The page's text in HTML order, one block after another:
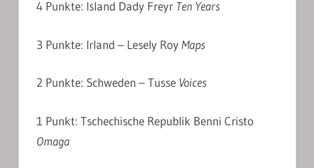
4 Punkte: Island Dady Freyr Ten Years
3 Punkte: Irland – Lesely RoyMaps
2 Punkte: Schweden – Tusse Voices
1 Punkt: Tschechische Republik Benni Cristo
Omaga